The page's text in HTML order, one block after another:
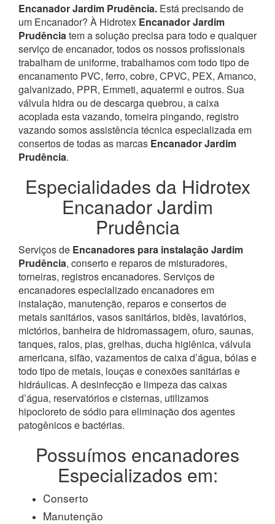
Encanador Jardim Prudência. Está precisando de
um Encanador? À Hidrotex Encanador Jardim
Prudênciatem a solução precisa para todo e qualquer
serviço de encanador, todos os nossos profissionais
trabalham de uniforme, trabalhamos com todo tipo de
encanamento PVC, ferro, cobre, CPVC, PEX, Amanco,
galvanizado, PPR, Emmeti, aquatermi e outros. Sua
válvula hidra ou de descarga quebrou, a caixa
acoplada esta vazando, torneira pingando, registro
vazando somos assistência técnica especializada em
consertos de todas as marcas Encanador Jardim
Prudência.
Especialidades da Hidrotex
Encanador Jardim
Prudência
Serviços de Encanadores para instalação Jardim
Prudência, conserto e reparos de misturadores,
torneiras, registros encanadores. Serviços de
encanadores especializado encanadores em
instalação, manutenção, reparos e consertos de
metais sanitários, vasos sanitários, bidês, lavatórios,
mictórios, banheira de hidromassagem, ofuro, saunas,
tanques, ralos, pias, grelhas, ducha higiênica, válvula
americana, sifão, vazamentos de caixa d’água, bóias e
todo tipo de metais, louças e conexões sanitárias e
hidráulicas. A desinfecção e limpeza das caixas
d’água, reservatórios e cisternas, utilizamos
hipocloreto de sódio para eliminação dos agentes
patogênicos e bactérias.
Possuímos encanadores
Especializados em:
Conserto
Manutenção